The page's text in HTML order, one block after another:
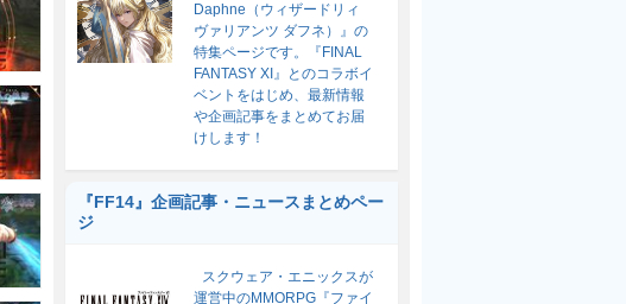
Daphne（ウィザードリィ
ヴァリアンツ ダフネ）』の
特集ページです。『FINAL
FANTASY XI』とのコラボイ
ベントをはじめ、最新情報
や企画記事をまとめてお届
けします！
『FF14』企画記事・ニュースまとめペー
ジ
スクウェア・エニックスが
運営中のMMORPG『ファイ